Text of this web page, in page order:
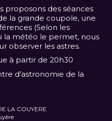
proposons des séances
la grande coupole, une
(Selon les
la météo le permet, nous
observer les astres.
à partir de 20h30
d’astronomie de la
LA COUYERE